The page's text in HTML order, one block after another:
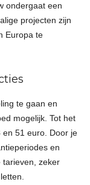
ondergaat een
projecten zijn
Europa te
te gaan en
mogelijk. Tot het
en 51 euro. Door je
en
tarieven, zeker